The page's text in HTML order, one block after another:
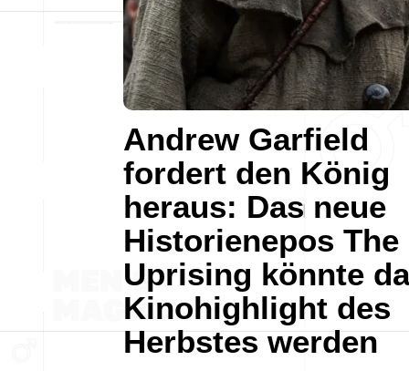
Andrew Garfield
fordert den König
heraus: Das neue
Historienepos The
Uprising könnte
Kinohighlight des
Herbstes werden